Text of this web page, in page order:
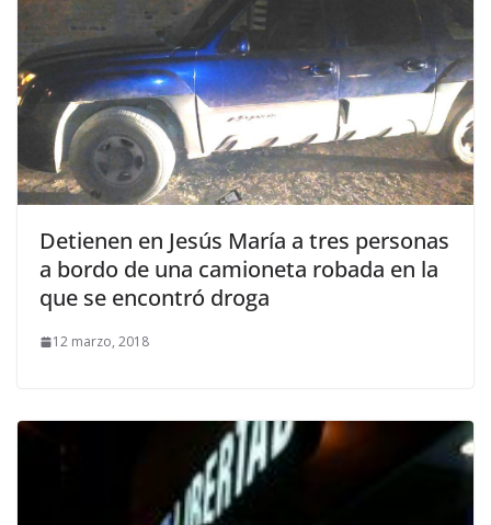
Detienen en Jesús María a tres personas
a bordo de una camioneta robada en la
que se encontró droga
12 marzo, 2018